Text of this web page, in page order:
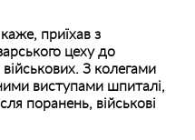
приїхав з
цеху до
З колегами
виступами шпиталі,
поранень, військові